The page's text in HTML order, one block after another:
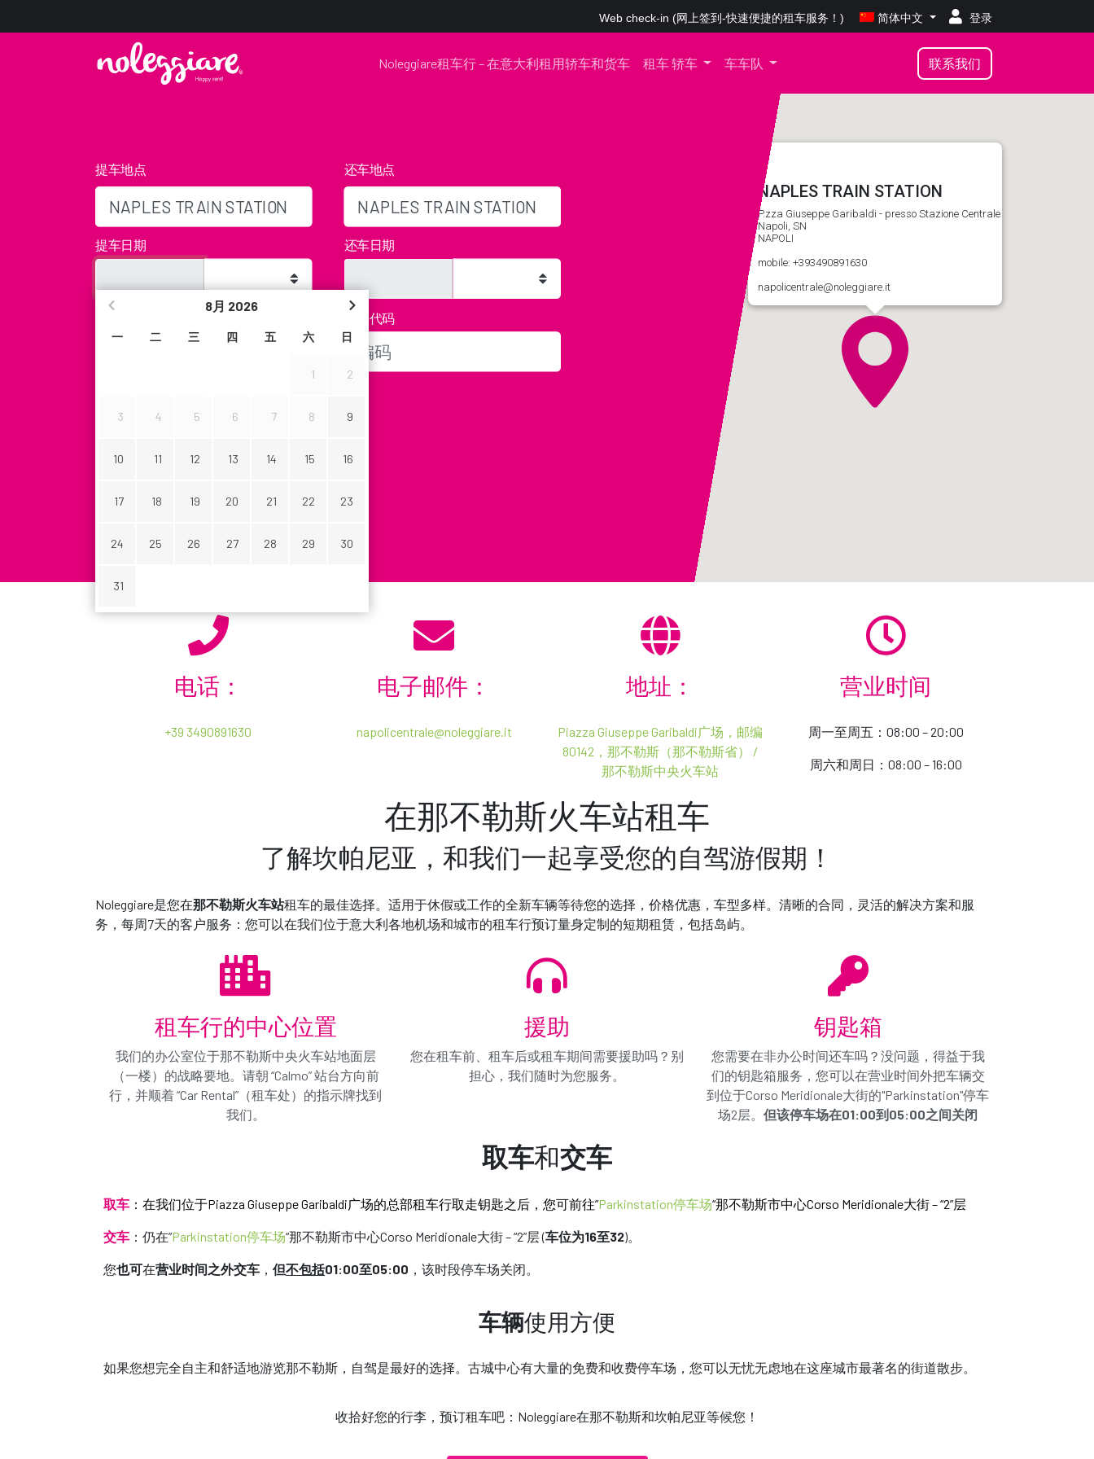
登录
Web check-in (网上签到-快速便捷的租车服务！) 简体中文
Noleggiare租车行 – 在意大利租用轿车和货车 租车 轿车 车车队 联系我们
提车地点 还车地点
提车日期 还车日期
很抱歉，我们在这个时间段不工作，但您仍然可以归还车辆，将钥匙留在我们的
钥匙箱中即可。
折扣代码
租一辆车
a NAPOLI
STAZIONE
CENTRALE
NAPLES TRAIN STATION
P.zza Giuseppe Garibaldi - presso Stazione Centrale
Napoli, SN
NAPOLI
mobile: +393490891630
napolicentrale@noleggiare.it
对不起，该搜索没有结果
的意思是您租到的汽车可能与网络上展示的汽车品牌或型号不一样。这种变化发生在您提车时，取决于可用的品牌和型号，但总是在您所选车辆组内。如果我们不能为
盗窃免赔额 € 0.00 机场和铁路收费
税费
选择我们的配件和额外服务来定制您的旅程，令您的租车体验与众不同
继续
点击发送，声明您已阅读了隐私政策，用于联系目的
我同意为营销活动处理我的数据
联系我们
€ 0.00
€全包
电话：
+39 3490891630
电子邮件：
napolicentrale@noleggiare.it
地址：
Piazza Giuseppe Garibaldi广场，邮编
80142，那不勒斯（那不勒斯省） /
那不勒斯中央火车站
营业时间
周一至周五：08:00 – 20:00
周六和周日：08:00 – 16:00
在那不勒斯火车站租车
了解坎帕尼亚，和我们一起享受您的自驾游假期！
Noleggiare是您在那不勒斯火车站租车的最佳选择。适用于休假或工作的全新车辆等待您的选择，价格优惠，车型多样。清晰的合同，灵活的解决方案和服
务，每周7天的客户服务：您可以在我们位于意大利各地机场和城市的租车行预订量身定制的短期租赁，包括岛屿。
租车行的中心位置
我们的办公室位于那不勒斯中央火车站地面层
（一楼）的战略要地。请朝 “Calmo” 站台方向前
行，并顺着 “Car Rental”（租车处）的指示牌找到
我们。
援助
您在租车前、租车后或租车期间需要援助吗？别
担心，我们随时为您服务。
钥匙箱
您需要在非办公时间还车吗？没问题，得益于我
们的钥匙箱服务，您可以在营业时间外把车辆交
到位于Corso Meridionale大街的"Parkinstation"停车
场2层。但该停车场在01:00到05:00之间关闭
取车和交车
取车 ：在我们位于Piazza Giuseppe Garibaldi广场的总部租车行取走钥匙之后，您可前往”Parkinstation停车场“那不勒斯市中心Corso Meridionale大街 – “2”层
交车 ：仍在”Parkinstation停车场“那不勒斯市中心Corso Meridionale大街 – “2”层 (车位为16至32)。
您也可在营业时间之外交车 ， 但不包括01:00至05:00 ，该时段停车场关闭。
车辆使用方便
如果您想完全自主和舒适地游览那不勒斯，自驾是最好的选择。古城中心有大量的免费和收费停车场，您可以无忧无虑地在这座城市最著名的街道散步。
收拾好您的行李，预订租车吧：Noleggiare在那不勒斯和坎帕尼亚等候您！
8月 2026
一 二 三 四 五 六 日
1 2
3 4 5 6 7 8 9
10 11 12 13 14 15 16
17 18 19 20 21 22 23
24 25 26 27 28 29 30
31